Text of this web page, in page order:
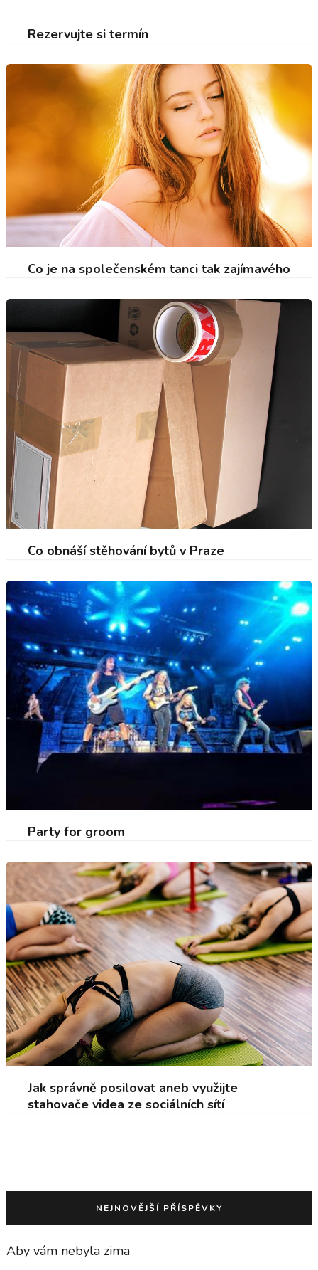
Rezervujte si termín
Co je na společenském tanci tak zajímavého
Co obnáší stěhování bytů v Praze
Party for groom
Jak správně posilovat aneb využijte
stahovače videa ze sociálních sítí
NEJNOVĚJŠÍ PŘÍSPĚVKY
Aby vám nebyla zima